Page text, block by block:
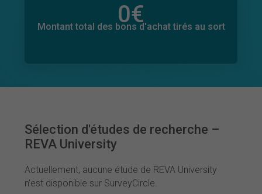
0€
Montant total des bons d'achat tirés au sort
0€
Montant total des dons promis
Sélection d'études de recherche –
REVA University
Actuellement, aucune étude de REVA University
n'est disponible sur SurveyCircle.